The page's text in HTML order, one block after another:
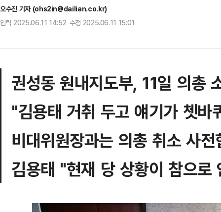
오수진 기자 (ohs2in@dailian.co.kr)
입력 2025.06.11 14:52 수정 2025.06.11 15:01
권성동 원내지도부, 11일 의총
"김용태 거취 두고 얘기가 쳇바
비대위원장과는 의총 취소 사
김용태 "현재 당 상황이 참으로